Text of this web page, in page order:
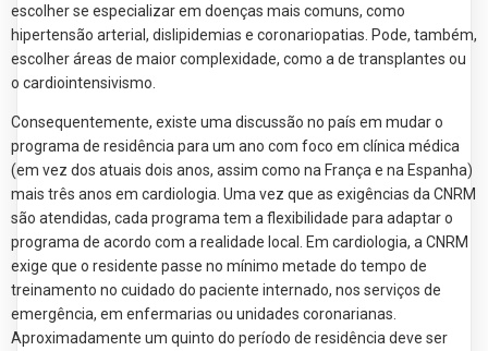
escolher se especializar em doenças mais comuns, como
hipertensão arterial, dislipidemias e coronariopatias. Pode, também,
escolher áreas de maior complexidade, como a de transplantes ou
o cardiointensivismo.
Consequentemente, existe uma discussão no país em mudar o
programa de residência para um ano com foco em clínica médica
(em vez dos atuais dois anos, assim como na França e na Espanha)
mais três anos em cardiologia. Uma vez que as exigências da CNRM
são atendidas, cada programa tem a flexibilidade para adaptar o
programa de acordo com a realidade local. Em cardiologia, a CNRM
exige que o residente passe no mínimo metade do tempo de
treinamento no cuidado do paciente internado, nos serviços de
emergência, em enfermarias ou unidades coronarianas.
Aproximadamente um quinto do período de residência deve ser